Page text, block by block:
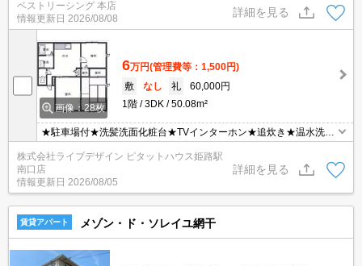
ベストリーシング 本店
情報更新日 2026/08/08
詳細を見る
画像：28枚
6万円(管理費等：1,500円)
敷
なし 礼
60,000円
1階
3DK 50.08m²
★駐車場付★洗髪洗面化粧台★TVインターホン★追炊き★温水洗浄
便座★
株式会社ライブデザイン ピタットハウス姫路駅
南口店
情報更新日 2026/08/05
詳細を見る
賃貸アパート メゾン・ド・ソレイユ網干